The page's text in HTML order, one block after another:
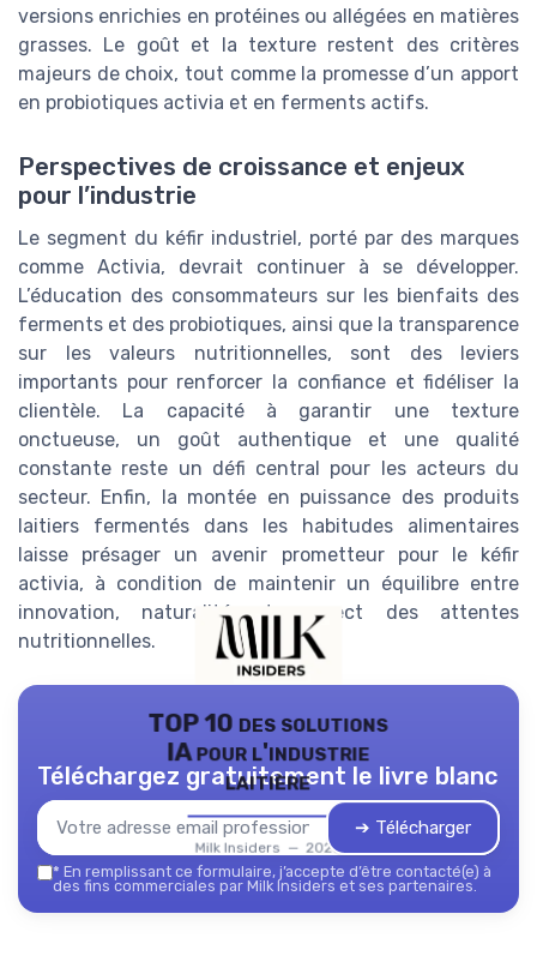
versions enrichies en protéines ou allégées en matières
grasses. Le goût et la texture restent des critères
majeurs de choix, tout comme la promesse d’un apport
en probiotiques activia et en ferments actifs.
Perspectives de croissance et enjeux
pour l’industrie
Le segment du kéfir industriel, porté par des marques
comme Activia, devrait continuer à se développer.
L’éducation des consommateurs sur les bienfaits des
ferments et des probiotiques, ainsi que la transparence
sur les valeurs nutritionnelles, sont des leviers
importants pour renforcer la confiance et fidéliser la
clientèle. La capacité à garantir une texture
onctueuse, un goût authentique et une qualité
constante reste un défi central pour les acteurs du
secteur. Enfin, la montée en puissance des produits
laitiers fermentés dans les habitudes alimentaires
laisse présager un avenir prometteur pour le kéfir
activia, à condition de maintenir un équilibre entre
innovation, naturalité et respect des attentes
nutritionnelles.
TOP 10 des solutions
IA pour l'industrie
laitière
Milk Insiders — 2026
Téléchargez gratuitement le livre blanc
➔ Télécharger
* En remplissant ce formulaire, j’accepte d’être contacté(e) à
des fins commerciales par Milk Insiders et ses partenaires.